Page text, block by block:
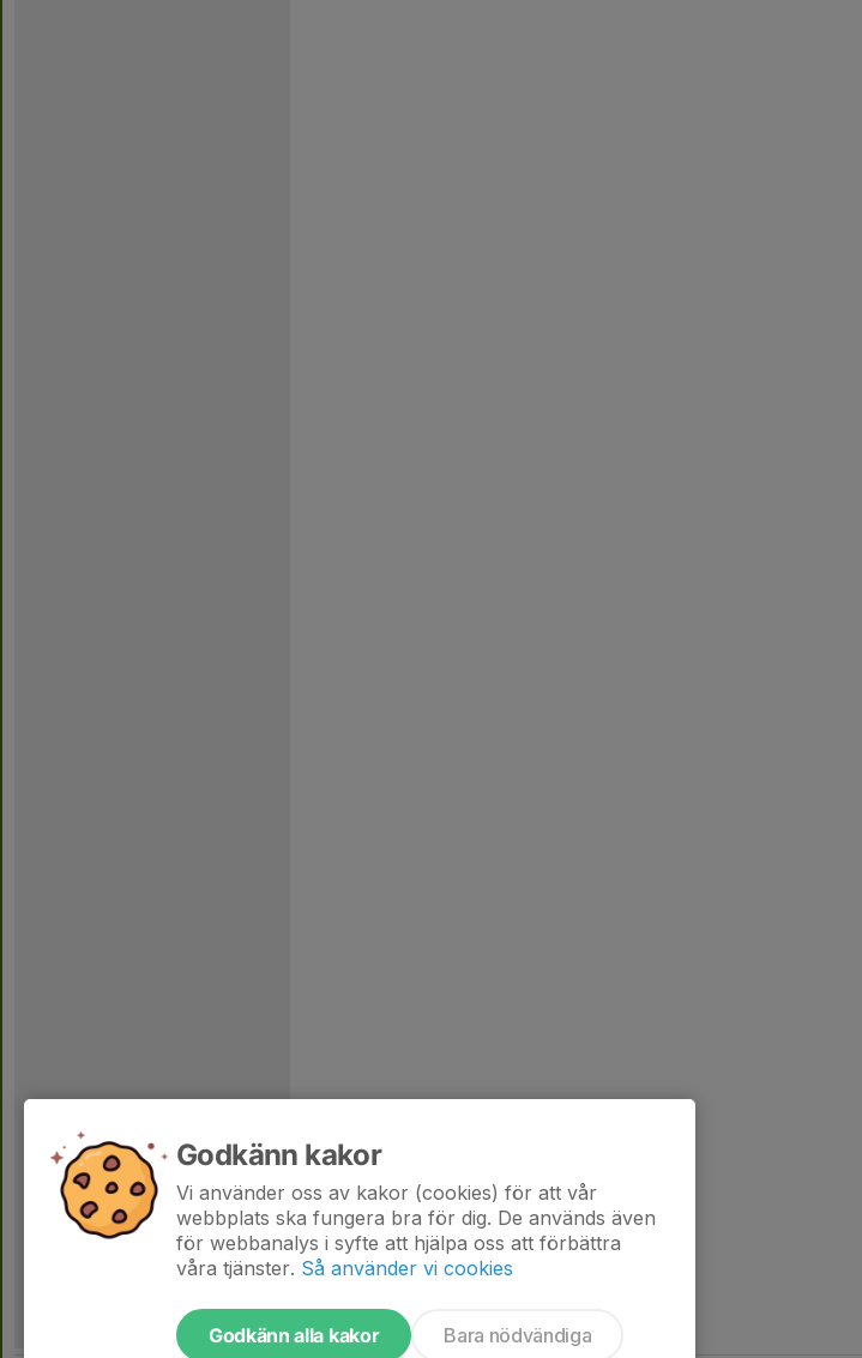
Godkänn kakor
Vi använder oss av kakor (cookies) för att vår
webbplats ska fungera bra för dig. De används även
för webbanalys i syfte att hjälpa oss att förbättra
våra tjänster. Så använder vi cookies
Godkänn alla kakor Bara nödvändiga